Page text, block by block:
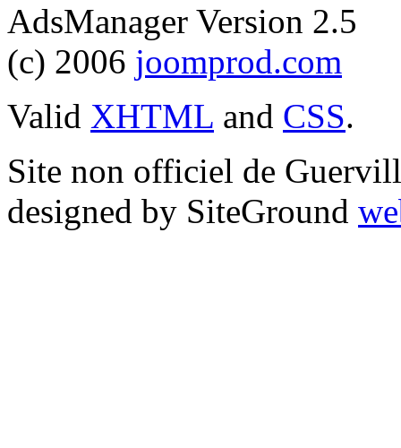
AdsManager Version 2.5
(c) 2006 joomprod.com
Valid XHTML and CSS.
Site non officiel de
designed by SiteGround